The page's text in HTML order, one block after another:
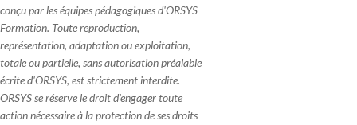
conçu par les équipes pédagogiques d'ORSYS
Formation. Toute reproduction,
représentation, adaptation ou exploitation,
totale ou partielle, sans autorisation préalable
écrite d'ORSYS, est strictement interdite.
ORSYS se réserve le droit d'engager toute
action nécessaire à la protection de ses droits